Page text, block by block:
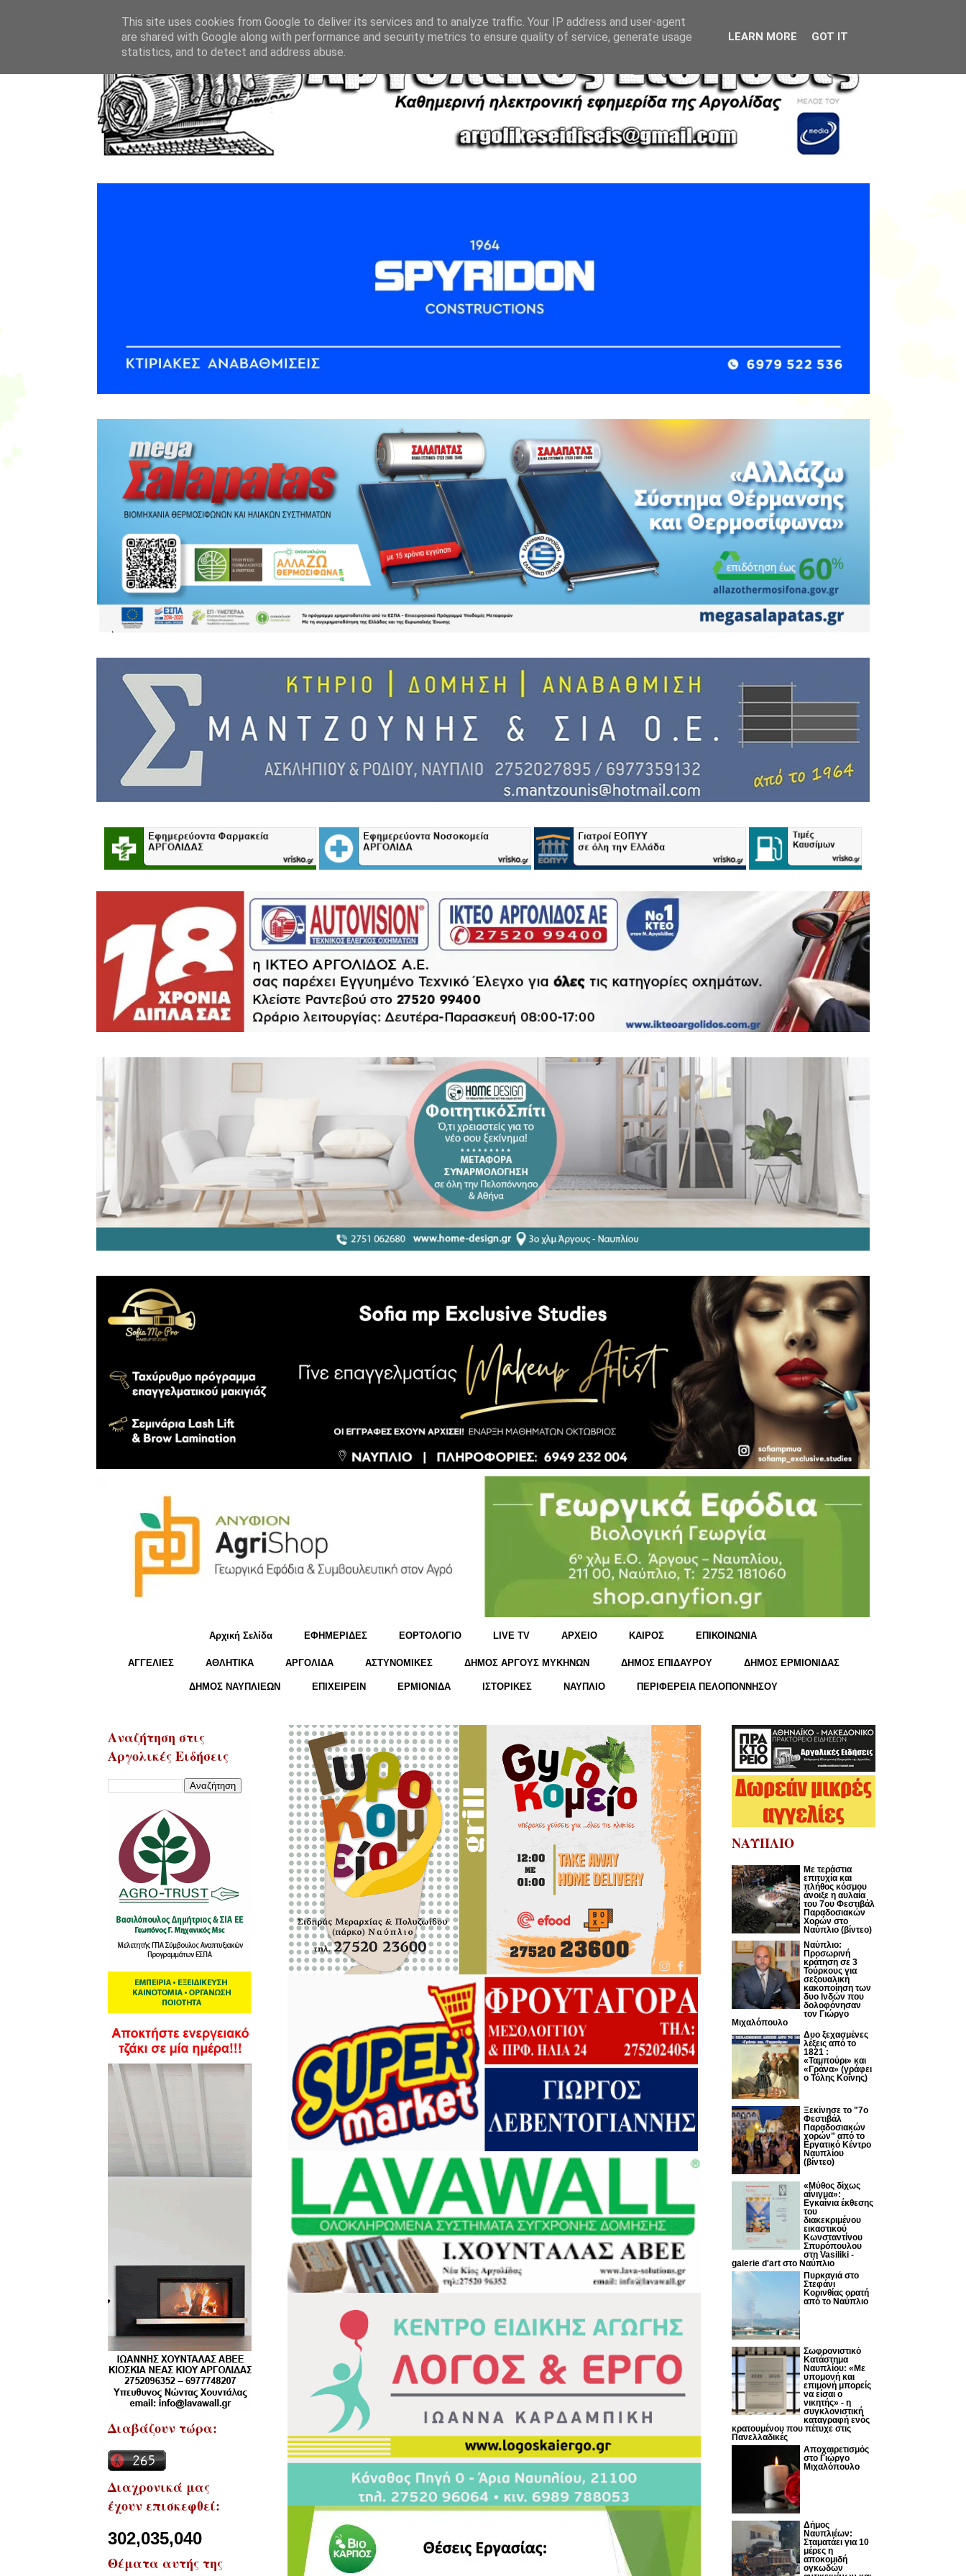
Αρχική Σελίδα ΕΦΗΜΕΡΙΔΕΣ ΕΟΡΤΟΛΟΓΙΟ LIVE TV ΑΡΧΕΙΟ KΑΙΡΟΣ ΕΠΙΚΟΙΝΩΝΙΑ
ΑΓΓΕΛΙΕΣ ΑΘΛΗΤΙΚΑ ΑΡΓΟΛΙΔΑ ΑΣΤΥΝΟΜΙΚΕΣ ΔΗΜΟΣ ΑΡΓΟΥΣ ΜΥΚΗΝΩΝ ΔΗΜΟΣ ΕΠΙΔΑΥΡΟΥ ΔΗΜΟΣ ΕΡΜΙΟΝΙΔΑΣ
ΔΗΜΟΣ ΝΑΥΠΛΙΕΩΝ ΕΠΙΧΕΙΡΕΙΝ ΕΡΜΙΟΝΙΔΑ ΙΣΤΟΡΙΚΕΣ ΝΑΥΠΛΙΟ ΠΕΡΙΦΕΡΕΙΑ ΠΕΛΟΠΟΝΝΗΣΟΥ
Αναζήτηση στις
Αργολικές Ειδήσεις
Διαβάζουν τώρα:
Διαχρονικά μας
έχουν επισκεφθεί:
302,035,040
Θέματα αυτής της
ΝΑΥΠΛΙΟ
Με τεράστια
επιτυχία και
πλήθος κόσμου
άνοιξε η αυλαία
του 7ου Φεστιβάλ
Παραδοσιακών
Χορών στο
Ναύπλιο (βίντεο)
Ναύπλιο:
Προσωρινή
κράτηση σε 3
Τούρκους για
σεξουαλική
κακοποίηση των
δυο Ινδών που
δολοφόνησαν
τον Γιώργο
Μιχαλόπουλο
Δυο ξεχασμένες
λέξεις από το
1821 :
«Ταμπούρι» και
«Γράνα» (γράφει
ο Τόλης Κοΐνης)
Ξεκίνησε το "7ο
Φεστιβάλ
Παραδοσιακών
χορών" από το
Εργατικό Κέντρο
Ναυπλίου
(βίντεο)
«Μύθος δίχως
αίνιγμα»:
Εγκαίνια έκθεσης
του
διακεκριμένου
εικαστικού
Κωνσταντίνου
Σπυρόπουλου
στη Vasiliki -
galerie d'art στο Ναύπλιο
Πυρκαγιά στο
Στεφάνι
Κορινθίας ορατή
από το Ναύπλιο
Σωφρονιστικό
Κατάστημα
Ναυπλίου: «Με
υπομονή και
επιμονή μπορείς
να είσαι ο
νικητής» - η
συγκλονιστική
καταγραφή ενός
κρατουμένου που πέτυχε στις
Πανελλαδικές
Αποχαιρετισμός
στο Γιώργο
Μιχαλόπουλο
Δήμος
Ναυπλιέων:
Σταματάει για 10
μέρες η
αποκομιδή
ογκωδών
This site uses cookies from Google to deliver its services and to analyze traffic. Your IP address and user-agent
are shared with Google along with performance and security metrics to ensure quality of service, generate usage
statistics, and to detect and address abuse.
LEARN MORE GOT IT